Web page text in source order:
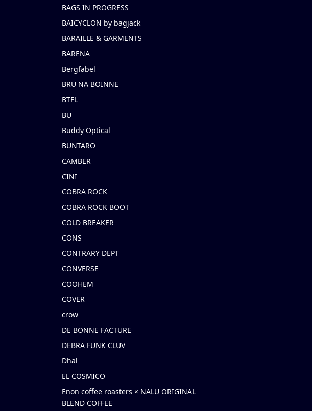
BAGS IN PROGRESS
BAICYCLON by bagjack
BARAILLE & GARMENTS
BARENA
Bergfabel
BRU NA BOINNE
BTFL
BU
Buddy Optical
BUNTARO
CAMBER
CINI
COBRA ROCK
COBRA ROCK BOOT
COLD BREAKER
CONS
CONTRARY DEPT
CONVERSE
COOHEM
COVER
crow
DE BONNE FACTURE
DEBRA FUNK CLUV
Dhal
EL COSMICO
Enon coffee roasters × NALU ORIGINAL
BLEND COFFEE